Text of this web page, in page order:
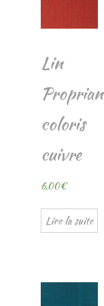
Lin
coloris
cuivre
6,00€
Lire la suite